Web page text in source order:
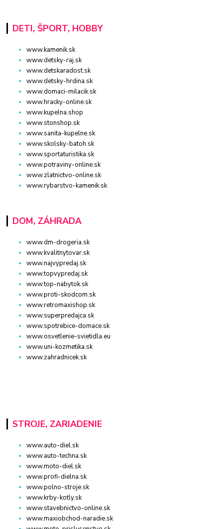
DETI, ŠPORT, HOBBY
www.kamenik.sk
www.detsky-raj.sk
www.detskaradost.sk
www.detsky-hrdina.sk
www.domaci-milacik.sk
www.hracky-online.sk
www.kupelna.shop
www.stonshop.sk
www.sanita-kupelne.sk
www.skolsky-batoh.sk
www.sportaturistika.sk
www.potraviny-online.sk
www.zlatnictvo-online.sk
www.rybarstvo-kamenik.sk
DOM, ZÁHRADA
www.dm-drogeria.sk
www.kvalitnytovar.sk
www.najvypredaj.sk
www.topvypredaj.sk
www.top-nabytok.sk
www.proti-skodcom.sk
www.retromaxishop.sk
www.superpredajca.sk
www.spotrebice-domace.sk
www.osvetlenie-svietidla.eu
www.uni-kozmetika.sk
www.zahradnicek.sk
STROJE, ZARIADENIE
www.auto-diel.sk
www.auto-techna.sk
www.moto-diel.sk
www.profi-dielna.sk
www.polno-stroje.sk
www.krby-kotly.sk
www.stavebnictvo-online.sk
www.maxiobchod-naradie.sk